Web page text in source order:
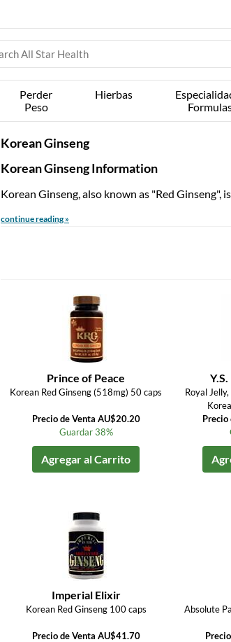
Perder
Peso
Hierbas
Korean Ginseng
Korean Ginseng Information
Korean Ginseng, also known as "Red Ginseng",
continue reading »
Prince of Peace
Korean Red Ginseng (518mg) 50 caps
Precio de Venta AU$20.20
Guardar 38%
Agregar al Carrito
Royal
Precio
Imperial Elixir
Korean Red Ginseng 100 caps
Precio de Venta AU$41.70
Absolute